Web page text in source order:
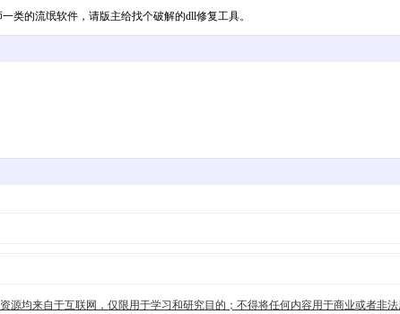
类的流氓软件，请版主给找个破解的dll修复工具。
源均来自于互联网，仅限用于学习和研究目的；不得将任何内容用于商业或者非法